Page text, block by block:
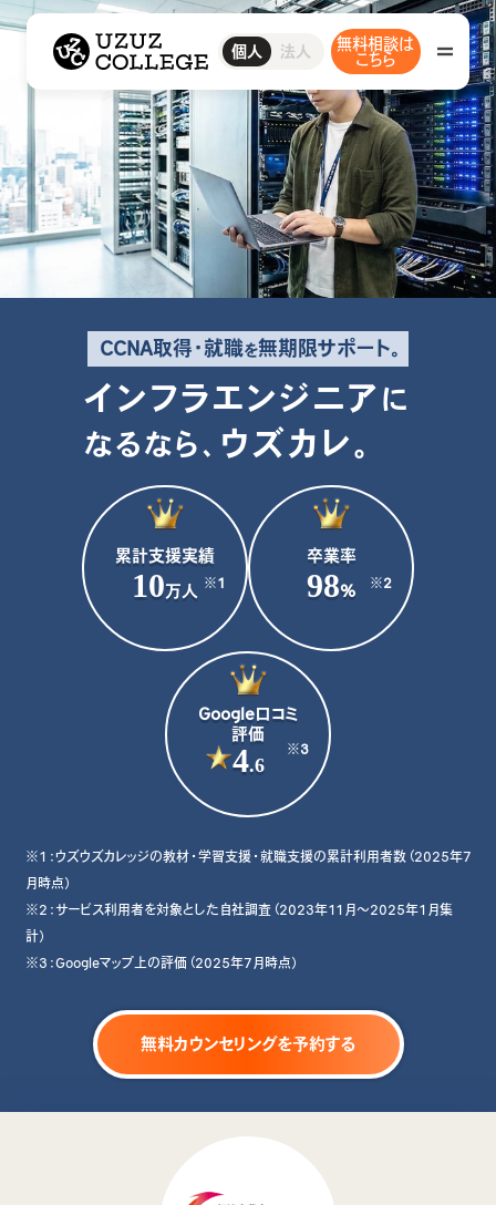
ウズウズカレッジ UZUZ COLLEGE
個人 法人
無料相談は
こちら
IT転職エージェント ウズカレエージェント
ITスクール ウズカレIT
LinuCコース
教材コンテンツ
ウズカレについて
会社概要
IT転職エージェント
ウズカレエージェント
ITスクール
ウズカレIT
CCNAコース
Javaコース
教材コンテンツ
ウズカレマガジン
ウズカレについて
会社概要
私たちの想い・強み
よくあるご質問
CCNA取得・就職を無期限サポート。
インフラエンジニア に
なるなら、 ウズカレ。
累計支援実績
10万人 ※1
卒業率
98% ※2
Google口コミ
評価
4.6
※3
※1：ウズウズカレッジの教材・学習支援・就職支援の累計利用者数（2025年7
月時点）
※2：サービス利用者を対象とした自社調査（2023年11月〜2025年1月集
計）
※3：Googleマップ上の評価（2025年7月時点）
無料カウンセリングを予約する